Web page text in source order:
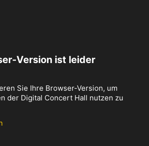
Version ist leider
Sie Ihre Browser-Version, um
der Digital Concert Hall nutzen zu